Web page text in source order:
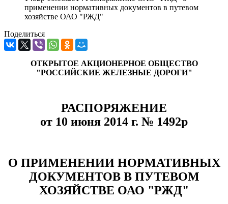
применении нормативных документов в путевом
хозяйстве ОАО "РЖД"
Поделиться
ОТКРЫТОЕ АКЦИОНЕРНОЕ ОБЩЕСТВО
"РОССИЙСКИЕ ЖЕЛЕЗНЫЕ ДОРОГИ"
РАСПОРЯЖЕНИЕ
от 10 июня 2014 г. № 1492р
О ПРИМЕНЕНИИ НОРМАТИВНЫХ
ДОКУМЕНТОВ В ПУТЕВОМ
ХОЗЯЙСТВЕ ОАО "РЖД"